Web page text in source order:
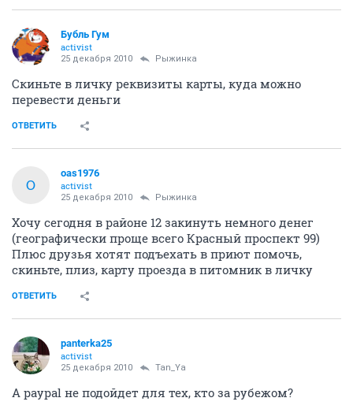
Бубль Гум
activist
25 декабря 2010 Рыжинка
Скиньте в личку реквизиты карты, куда можно
перевести деньги
ОТВЕТИТЬ
O
oas1976
activist
25 декабря 2010 Рыжинка
Хочу сегодня в районе 12 закинуть немного денег
(географически проще всего Красный проспект 99)
Плюс друзья хотят подъехать в приют помочь,
скиньте, плиз, карту проезда в питомник в личку
ОТВЕТИТЬ
panterka25
activist
25 декабря 2010 Tan_Ya
А paypal не подойдет для тех, кто за рубежом?